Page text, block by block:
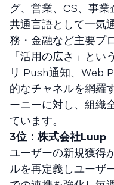
グ、営業、CS、事
共通言語として一気
務・金融など主要プ
「活用の広さ」と
リ Push通知、Web
的なチャネルを網羅
ーニーに対し、組織
ています。
3位：株式会社Luup
ユーザーの新規獲得
ルを再定義しユーザ